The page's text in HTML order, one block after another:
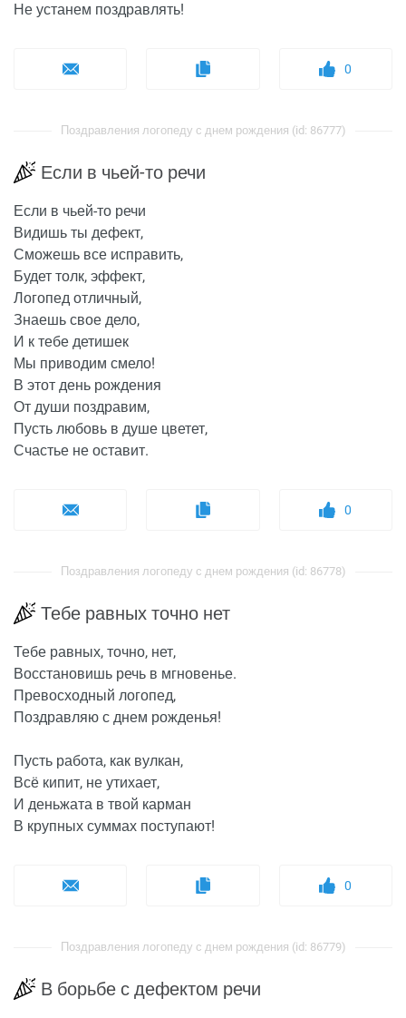
Не устанем поздравлять!
0
Поздравления логопеду с днем рождения (id: 86777)
Если в чьей-то речи
Если в чьей-то речи
Видишь ты дефект,
Сможешь все исправить,
Будет толк, эффект,
Логопед отличный,
Знаешь свое дело,
И к тебе детишек
Мы приводим смело!
В этот день рождения
От души поздравим,
Пусть любовь в душе цветет,
Счастье не оставит.
0
Поздравления логопеду с днем рождения (id: 86778)
Тебе равных точно нет
Тебе равных, точно, нет,
Восстановишь речь в мгновенье.
Превосходный логопед,
Поздравляю с днем рожденья!
Пусть работа, как вулкан,
Всё кипит, не утихает,
И деньжата в твой карман
В крупных суммах поступают!
0
Поздравления логопеду с днем рождения (id: 86779)
В борьбе с дефектом речи